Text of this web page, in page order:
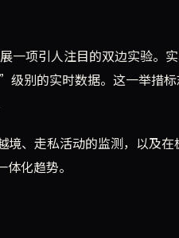
车辆通过5G网络实时传
一项引人注目的双边实验。
别的实时数据。这一举措
境、走私活动的监测，以及在
化趋势。